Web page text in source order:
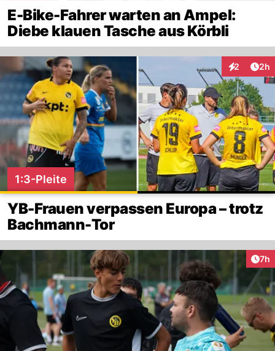
E-Bike-Fahrer warten an Ampel:
Diebe klauen Tasche aus Körbli
2 2h
1:3-Pleite
YB-Frauen verpassen Europa – trotz
Bachmann-Tor
7h